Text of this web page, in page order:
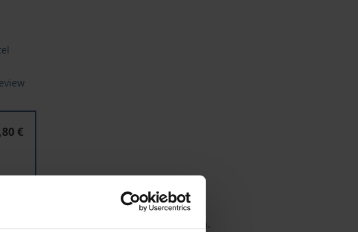
€
kann die MwSt. an der Kasse variieren.